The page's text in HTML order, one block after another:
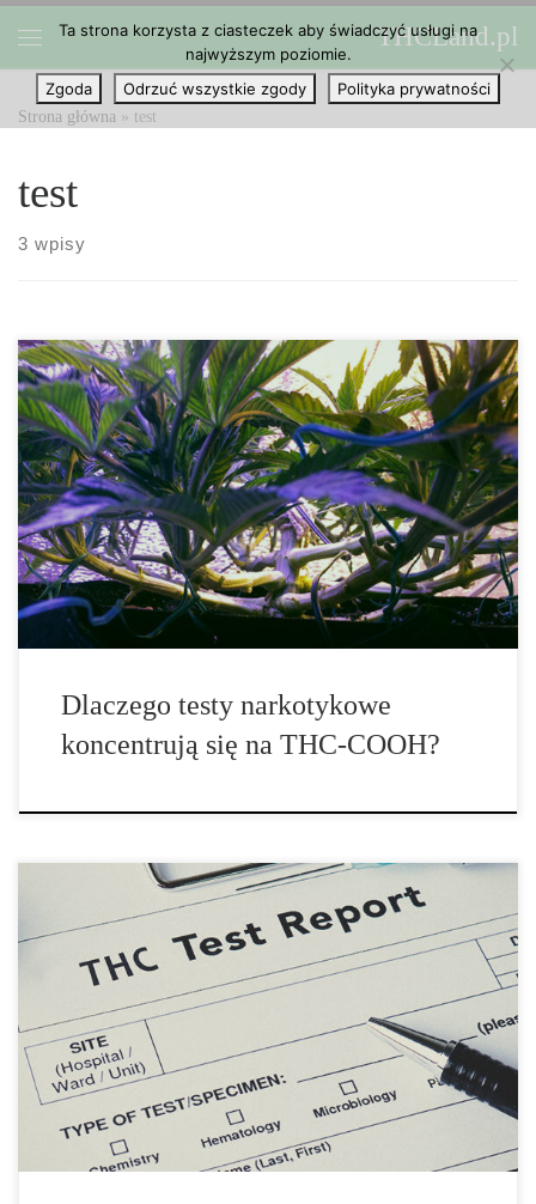
Przejdź do treści THCLand.pl
Strona główna » test
test
3 wpisy
Co to jest THC-COOH i dlaczego wiele testów narkotykowych się
na nim koncentruje? Niemal każdy, kto stosuje cannabis,
zaznajomiony jest z tetrahydrokannabinolem/ THC. Ale czy wiesz,
co to THC-COOH i dlaczego współczesne testy narkotykowe się
na nim koncentrują? Wbrew powszechnemu […]
Dlaczego testy narkotykowe
koncentrują się na THC-COOH?
Test antynarkotykowy THC – co musisz wiedzieć? Czy
kiedykolwiek byłeś poddawany testowi na obecność narkotyków w
ślinie? Jeśli masz przed sobą swój pierwszy raz, z pewnością
możesz być nieco nerwowy – jednak nie martw się, dzisiaj mamy
dla ciebie wszelkie […]
Ta strona korzysta z ciasteczek aby świadczyć usługi na
najwyższym poziomie.
Zgoda
Odrzuć wszystkie zgody Polityka prywatności